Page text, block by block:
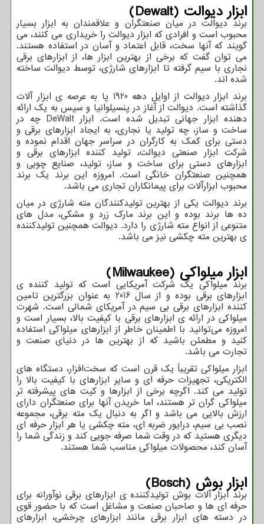
ابزار دیوالت (Dewalt
)
برند دیوالت در میان صنعتگران و علاقمندان به ابزار بسیار
محبوب است و افرادی که ابزار دیوالت را خریداری می کنند، می
گویند که آنها سخت، قابل اعتماد و آسان در استفاده هستند.
می توان گفت که برخی از بهترین ابزار ها، از ابزارهای برقی
نجاری با سیم گرفته تا ابزارهای شارژی، توسط دیوالت ساخته
شده اند.
برند ابزار دیوالت از اوایل دهه 1920 پا به عرصه ی ابزار آلات
گذاشته است. دیوالت از آغاز در پنسیلوانیا و سپس به یک ارائه
دهنده ابزار جهانی تبدیل شده است. ابزار DeWalt چه در
ساخت و ساز، چه تولید یا نجاری، به ایجاد ابزارهای برقی و
دستی برای کمک به کارگران در سراسر جهان اقدام نموده و
شرکت ابزار صنعتی دیوالت، تولید کننده ابزارهای برقی و
ابزارهای دستی برای ساخت و ساز، تولید، صنایع چوبی و
همچنین صنعتگران خانگی است. امروزه این برند یک برند
محبوب ابزارآلات برای پیمانکاران تجاری می باشد.
برند دیوالت یکی از بهترین تولیدکنندگان مته شارژی در میان
ده ها برند بوده و این برند مارک زرد و مشکی، مدل های
متنوعی از انواع مته شارژی را دارد. دیوالت همچنین تولیدکننده
ی بهترین مته چکشی نیز می باشد.
ابزار میلواکی (Milwaukee
)
برند میلواکی یک شرکت آمریکایی است که تولید کننده ی
ابزارهای برقی بوده و از سال 2016 به عنوان بزرگترین تامین
کننده ابزارهای برقی بی سیم در آمریکای شمالی است. شهرت
میلواکی در ارائه ی ابزارهای برقی با کیفیت بالا، بسیار است و
امروزه می‌توانید با اطمینان خاطر از ابزارهای میلواکی استفاده
کنید و مطمئن باشید که از بهترین‌ ها در دنیای صنعت و
تجارت می باشد.
ابزار میلواکی تقریباً یک قرن است که سخت‌افزار، دستگاه‌ های
الکتریکی، تجهیزات حرفه ‌ای و سایر ابزارهای با کیفیت بالا را
تولید می کند. اگرچه برخی از ابزارها و کیت ‌های پیشرفته ‌تر
میلواکی گران ‌تر هستند، اما خریدن آنها برای صنعتگران دارای
ارزش بالایی می باشد و اگر به دنبال یک مته برقی، مجموعه
نصب بی سیم، درایور ضربه ای، مته چکشی یا هر ابزار حرفه ای
دیگری هستید که در وقت شما صرفه جویی کند و زندگی شما را
آسان کند، محصولات میلواکی مناسب شما هستند.
ابزار بوش (Bosch
)
برند ابزار آلات بوش تولیدکننده ی ابزارهای برقی نوآورانه برای
حرفه ای ها و صاحبان صنعت و مشاغل است که با حضور قوی
در دسته‌ های ابزار برقی مانند ابزارهای چرخشی، ابزارهای